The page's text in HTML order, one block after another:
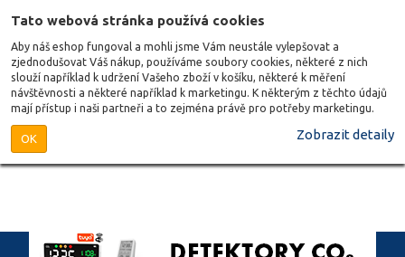
Tato webová stránka používá cookies
Aby náš eshop fungoval a mohli jsme Vám neustále vylepšovat a
zjednodušovat Váš nákup, používáme soubory cookies, některé z nich
slouží například k udržení Vašeho zboží v košíku, některé k měření
návštěvnosti a některé například k marketingu. K některým z těchto údajů
mají přístup i naši partneři a to zejména právě pro potřeby marketingu.
OK Zobrazit detaily